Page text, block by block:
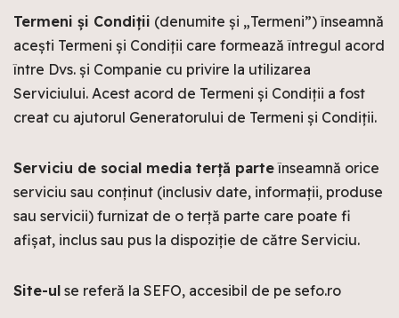
Termeni și Condiții (denumite și „Termeni”) înseamnă
acești Termeni și Condiții care formează întregul acord
între Dvs. și Companie cu privire la utilizarea
Serviciului. Acest acord de Termeni și Condiții a fost
creat cu ajutorul Generatorului de Termeni și Condiții.
Serviciu de social media terță parteînseamnă orice
serviciu sau conținut (inclusiv date, informații, produse
sau servicii) furnizat de o terță parte care poate fi
afișat, inclus sau pus la dispoziție de către Serviciu.
Site-ul se referă la SEFO, accesibil de pe sefo.ro